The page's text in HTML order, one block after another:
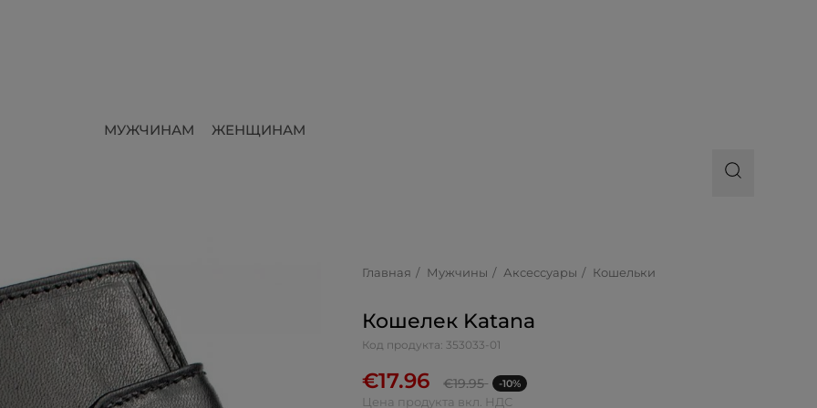
МУЖЧИНАМ ЖЕНЩИНАМ
Главная Мужчины Аксессуары Кошельки
Кошелек Katana
Код продукта: 353033-01
€17.96 €19.95 -10%
Цена продукта вкл. НДС